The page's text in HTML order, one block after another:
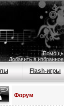
Помощь
Добавить в избранное
Flash-игры
Форум